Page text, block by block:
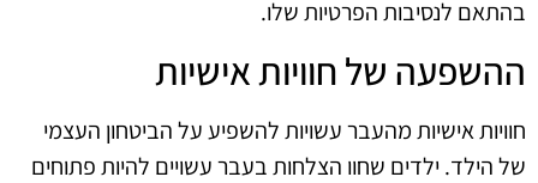
בהתאם לנסיבות הפרטיות שלו.
ההשפעה של חוויות אישיות
חוויות אישיות מהעבר עשויות להשפיע על הביטחון העצמי
של הילד. ילדים שחוו הצלחות בעבר עשויים להיות פתוחים